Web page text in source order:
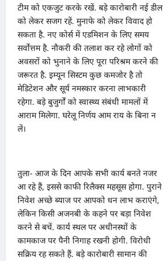
टीम को एकजुट करके रखें. बड़े कारोबारी नई डील
को लेकर सजग रहें. मुनाफे को लेकर विवाद हो
सकता है. नए कोर्स में एडमिशन के लिए समय
सर्वोत्तम है. नौकरी की तलाश कर रहे लोगों को
अवसरों को भुनाने के लिए पूरा परिश्रम करने की
जरूरत है. इम्यून सिस्टम कुछ कमजोर है तो
मेडिटेशन और सूर्य नमस्कार करना लाभकारी
रहेगा. बड़े बुजुर्गों को स्वास्थ्य संबंधी मामलों में
आराम मिलेगा. घरेलू निर्णय आम राय के बिना न
लें।
तुला- आज के दिन आपके सभी कार्य बनते नजर
आ रहे हैं, इससे काफी रिलैक्स महसूस होगा. पुराने
निवेश अच्छे ब्याज पर आपको धन लाभ कराएंगे,
लेकिन किसी अजनबी के कहने पर बड़ा निवेश
करने से बचें. कार्य स्थल पर अधीनस्थों के
कामकाज पर पैनी निगाह रखनी होगी. विरोधी
सक्रिय रह सकते हैं. बड़े कारोबारी सामान की